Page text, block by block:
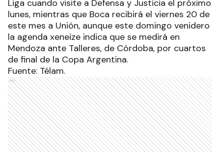
Liga cuando visite a Defensa y Justicia el próximo
lunes, mientras que Boca recibirá el viernes 20 de
este mes a Unión, aunque este domingo venidero
la agenda xeneize indica que se medirá en
Mendoza ante Talleres, de Córdoba, por cuartos
de final de la Copa Argentina.
Fuente: Télam.
Ads